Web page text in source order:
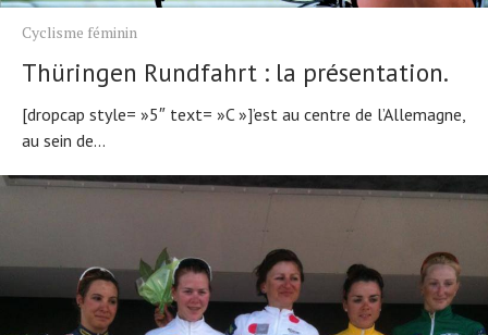
Cyclisme féminin
Thüringen Rundfahrt : la présentation.
[dropcap style= »5″ text= »C »]’est au centre de l’Allemagne,
au sein de...